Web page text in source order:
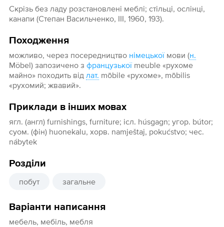
Скрізь без ладу розстановлені меблі; стільці, ослінці,
канапи (Степан Васильченко, III, 1960, 193).
Походження
можливо, через посередництво німецькоїмови (н.
Möbel) запозичено з французькоїmeuble «рухоме
майно» походить від лат. mōbile «рухоме», mōbilis
«рухомий; жвавий».
Приклади в інших мовах
ягл. (англ) furnishings, furniture; ісл. húsgagn; угор. bútor;
cуом. (фін) huonekalu, хорв. namještaj, pokućstvo; чес.
nábytek
Розділи
побут загальне
Варіанти написання
мебель, мебіль, мебля